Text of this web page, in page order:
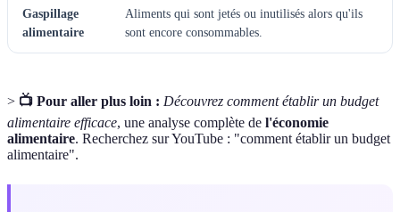
Gaspillage
alimentaire
Aliments qui sont jetés ou inutilisés alors qu'ils
sont encore consommables.
> 📺 Pour aller plus loin : Découvrez comment établir un budget
alimentaire efficace, une analyse complète de l'économie
alimentaire. Recherchez sur YouTube : "comment établir un budget
alimentaire".